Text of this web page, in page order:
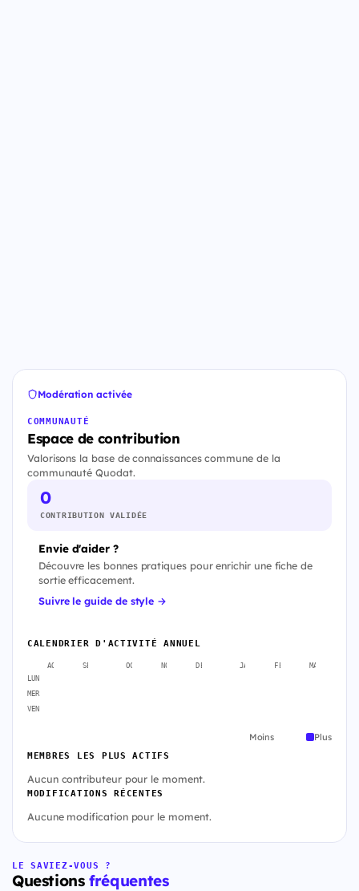
Modération activée
COMMUNAUTÉ
Espace de contribution
Valorisons la base de connaissances commune de la
communauté Quodat.
0
CONTRIBUTION VALIDÉE
Envie d'aider ?
Découvre les bonnes pratiques pour enrichir une fiche de
sortie efficacement.
Suivre le guide de style →
CALENDRIER D'ACTIVITÉ ANNUEL
AOÛT SEPT. OCT. NOV. DÉC. JANV. FÉVR. MARS
LUN
MER
VEN
Moins Plus
MEMBRES LES PLUS ACTIFS
Aucun contributeur pour le moment.
MODIFICATIONS RÉCENTES
Aucune modification pour le moment.
LE SAVIEZ-VOUS ?
Questionsfréquentes